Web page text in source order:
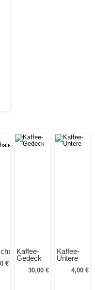
€
Kaffee-
Gedeck
30,00 €
Kaffee-
Untere
4,00 €